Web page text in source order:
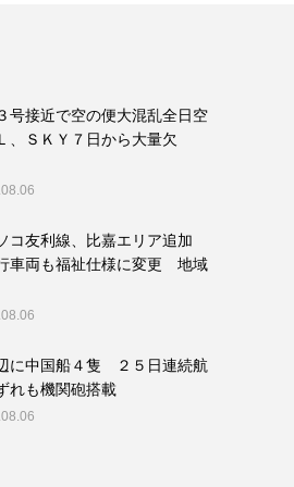
号接近で空の便大混乱全日空
、ＳＫＹ７日から大量欠
コ友利線、比嘉エリア追加
両も福祉仕様に変更 地域
に中国船４隻 ２５日連続航
も機関砲搭載